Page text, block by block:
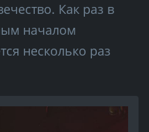
Как раз в
началом
несколько раз